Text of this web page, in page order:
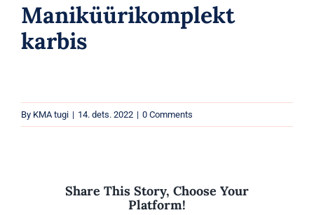
Meik
Parfüümid
Maniküürikomplekt
karbis
By KMA tugi | 14. dets. 2022 | 0 Comments
Share This Story, Choose Your
Platform!